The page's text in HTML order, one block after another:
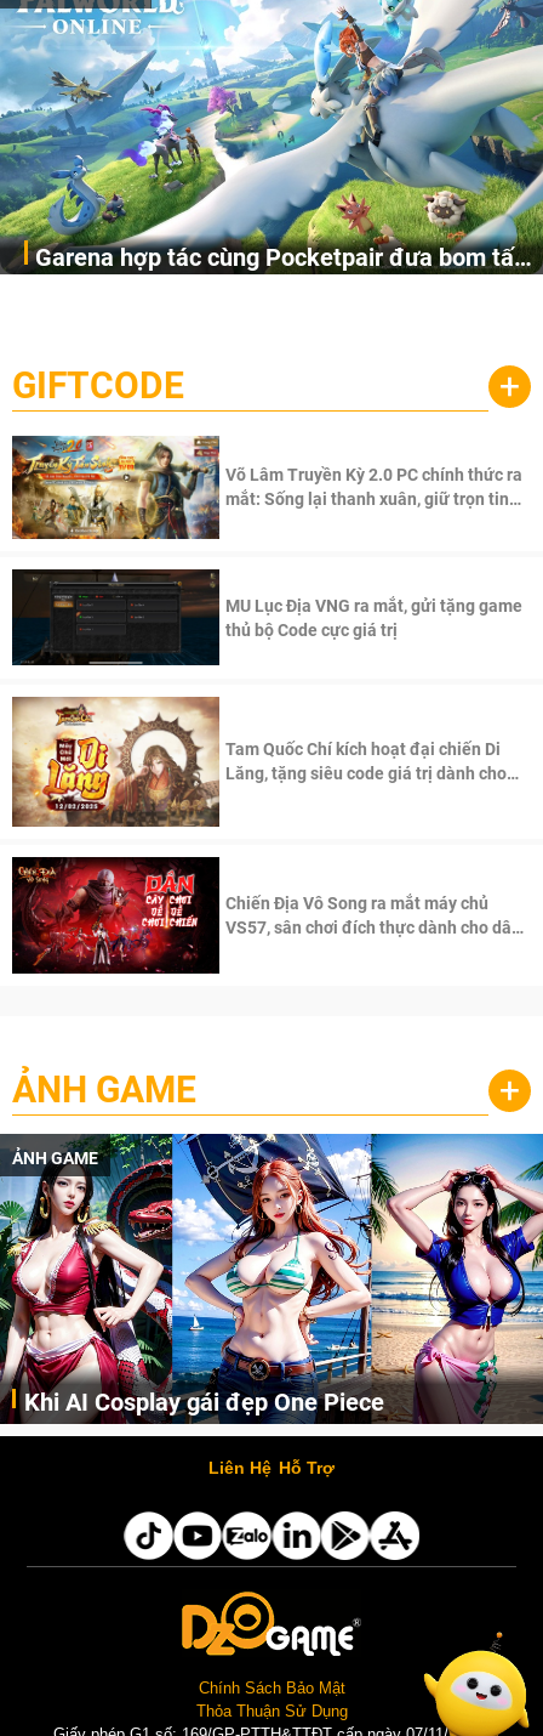
Garena hợp tác cùng Pocketpair đưa bom tấn
cầu, theo giấy phép chính thức từ công ty game Nhật Bản
Pocketpair, Inc.
GIFTCODE +
Võ Lâm Truyền Kỳ 2.0 PC chính thức ra
mắt: Sống lại thanh xuân, giữ trọn tinh
MU Lục Địa VNG ra mắt, gửi tặng game
thủ bộ Code cực giá trị
Tam Quốc Chí kích hoạt đại chiến Di
Lăng, tặng siêu code giá trị dành cho
Chiến Địa Vô Song ra mắt máy chủ
VS57, sân chơi đích thực dành cho dân
ẢNH GAME +
ẢNH GAME
Khi AI Cosplay gái đẹp One Piece
Những cô nàng nóng bỏng Boa Hancock, Nico Robin, Nami, Yamato hay Perona được AI vẽ lại dưới hình thức Cosplay cực kỳ chuẩn chỉnh.
Liên Hệ Hỗ Trợ
Chính Sách Bảo Mật
Thỏa Thuận Sử Dụng